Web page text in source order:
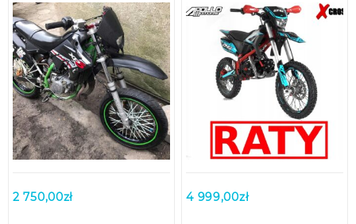
2 750,00zł 4 999,00zł